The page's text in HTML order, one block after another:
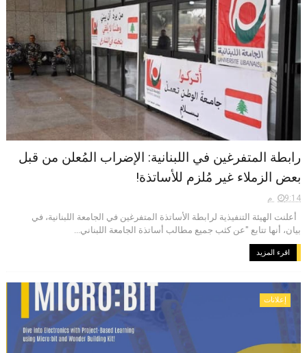
رابطة المتفرغين في اللبنانية: الإضراب المُعلن من قبل
بعض الزملاء غير مُلزم للأساتذة!
9:14 م
أعلنت الهيئة التنفيذية لرابطة الأساتذة المتفرغين في الجامعة اللبنانية، في
بيان، أنها تتابع "عن كثب جميع مطالب أساتذة الجامعة اللبناني...
اقرء المزيد
إعلانات